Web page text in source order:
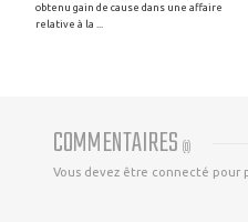
obtenu gain de cause dans une affaire
relative à la ...
COMMENTAIRES (0)
Vous devez être connecté pour